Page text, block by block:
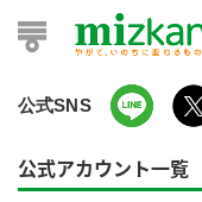
公式SNS
公式アカウント一覧